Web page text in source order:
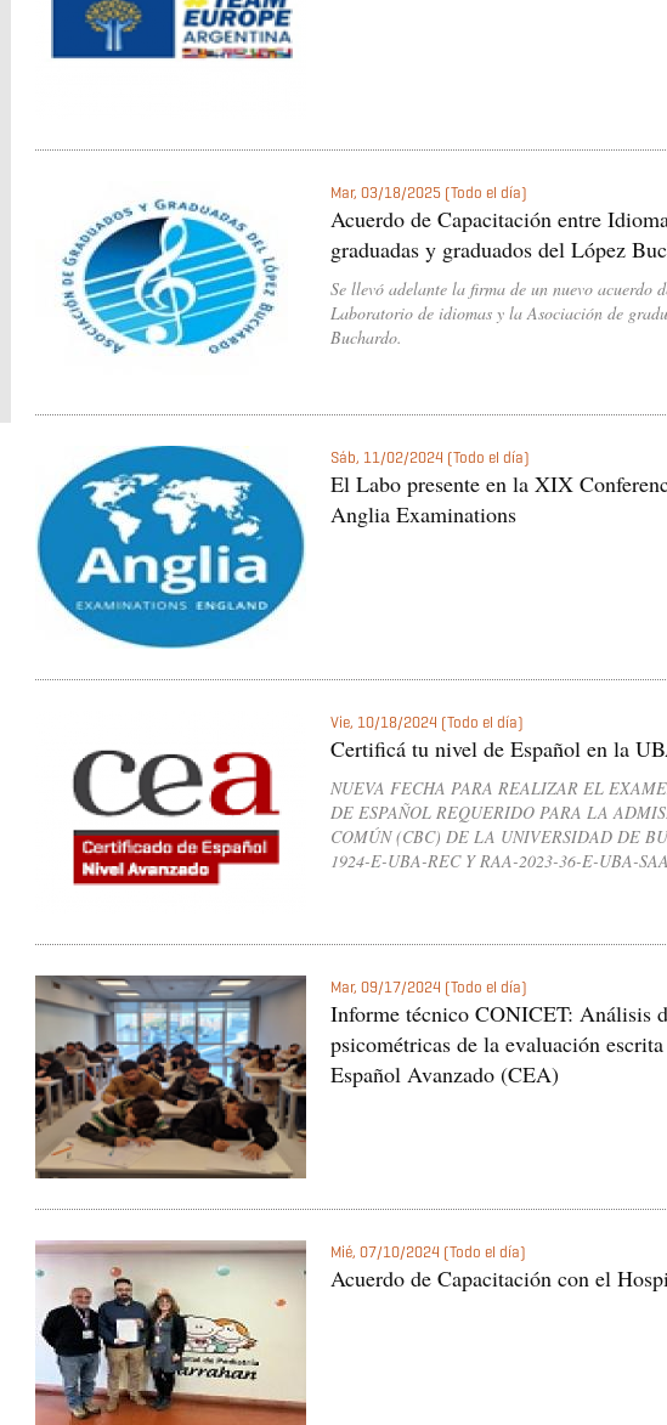
Mar, 03/18/2025 (Todo el día)
Acuerdo de Capacitación entre
graduadas y graduados del López
Se llevó adelante la firma de un nuevo acuerdo
Laboratorio de idiomas y la Asociación de
Buchardo.
Sáb, 11/02/2024 (Todo el día)
El Labo presente en la XIX
Anglia Examinations
Vie, 10/18/2024 (Todo el día)
Certificá tu nivel de Español en la
NUEVA FECHA PARA REALIZAR EL
DE ESPAÑOL REQUERIDO PARA LA
COMÚN (CBC) DE LA UNIVERSIDAD DE
1924-E-UBA-REC Y RAA-2023-36-E-UBA-
Mar, 09/17/2024 (Todo el día)
Informe técnico CONICET: Análisis
psicométricas de la evaluación
Español Avanzado (CEA)
Mié, 07/10/2024 (Todo el día)
Acuerdo de Capacitación con el